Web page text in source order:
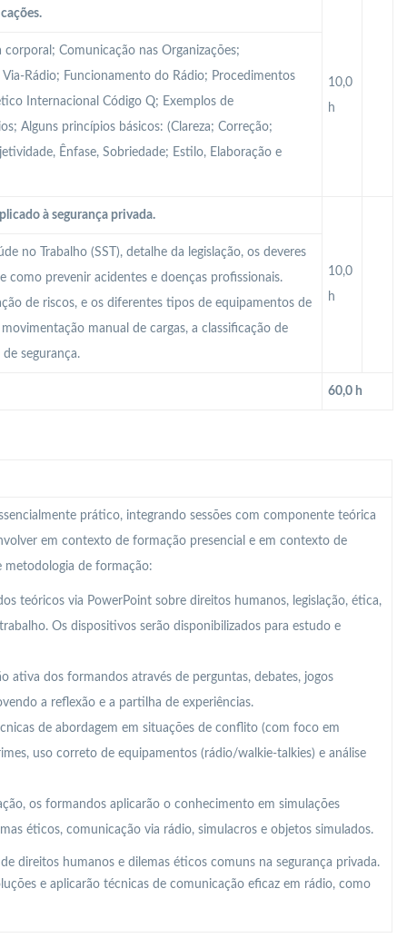
10,0
h
Comunicação nas Organizações;
Rádio; Funcionamento do Rádio; Procedimentos
Internacional Código Q; Exemplos de
Alguns princípios básicos: (Clareza; Correção;
Ênfase, Sobriedade; Estilo, Elaboração e
à segurança privada.
10,0
h
no Trabalho (SST), detalhe da legislação, os deveres
como prevenir acidentes e doenças profissionais.
de riscos, e os diferentes tipos de equipamentos de
manual de cargas, a classificação de
segurança.
60,0 h
prático, integrando sessões com componente teórica
em contexto de formação presencial e em contexto de
de formação:
teóricos via PowerPoint sobre direitos humanos, legislação, ética,
Os dispositivos serão disponibilizados para estudo e
ativa dos formandos através de perguntas, debates, jogos
a reflexão e a partilha de experiências.
de abordagem em situações de conflito (com foco em
uso correto de equipamentos (rádio/walkie-talkies) e análise
os formandos aplicarão o conhecimento em simulações
éticos, comunicação via rádio, simulacros e objetos simulados.
direitos humanos e dilemas éticos comuns na segurança privada.
e aplicarão técnicas de comunicação eficaz em rádio, como